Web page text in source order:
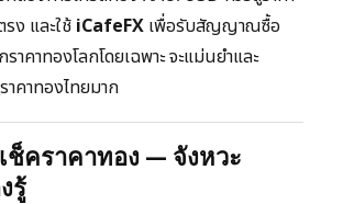
ง และใช้ iCafeFX เพื่อรับสัญญาณซื้อ
ราคาทองโลกโดยเฉพาะ จะแม่นยำและ
าคาทองไทยมาก
ช็คราคาทอง — จังหวะ
รู้